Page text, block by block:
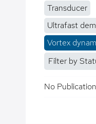
Transducer
Ultrafast
Vortex
Filter by
No